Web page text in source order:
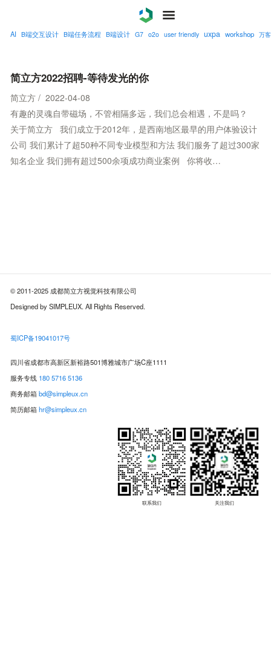
案例
服务
关于
联系
AI B端交互设计 B端任务流程 B端设计 G7 o2o user friendly uxpa workshop 万
简立方2022招聘-等待发光的你
简立方 / 2022-04-08
有趣的灵魂自带磁场，不管相隔多远，我们总会相遇，不是吗？
关于简立方 我们成立于2012年，是西南地区最早的用户体验设计
公司 我们累计了超50种不同专业模型和方法 我们服务了超过300家
知名企业 我们拥有超过500余项成功商业案例 你将收…
© 2011-2025 成都简立方视觉科技有限公司
Designed by SIMPLEUX. All Rights Reserved.
蜀ICP备19041017号
四川省成都市高新区新裕路501博雅城市广场C座1111
服务专线 180 5716 5136
商务邮箱bd@simpleux.cn
简历邮箱hr@simpleux.cn
联系我们 关注我们